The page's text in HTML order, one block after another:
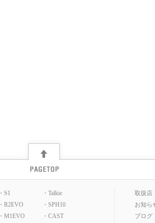
・S1
・R2EVO
・M1EVO
・Talkie
・SPH10
・CAST
取扱店
お知ら
ブログ